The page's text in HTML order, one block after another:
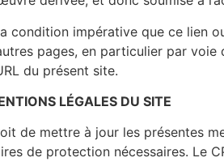
condition impérative que ce lien
pages, en particulier par
du présent site.
LÉGALES DU SITE
de mettre à jour les présentes
de protection nécessaires. Le